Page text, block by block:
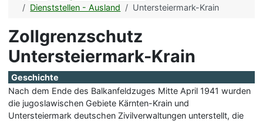
Dienststellen - Ausland
Untersteiermark-Krain
Zollgrenzschutz
Untersteiermark-Krain
Geschichte
Nach dem Ende des Balkanfeldzuges Mitte April 1941 wurden
die jugoslawischen Gebiete Kärnten-Krain und
Untersteiermark deutschen Zivilverwaltungen unterstellt, die